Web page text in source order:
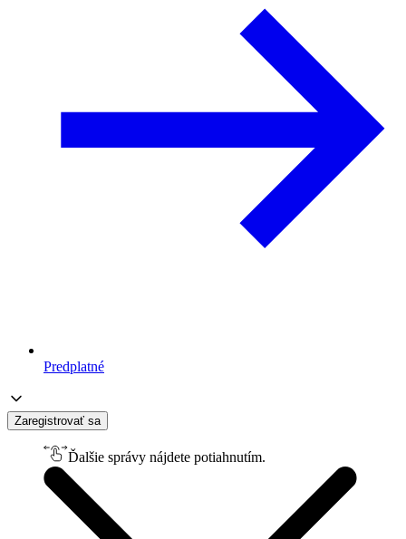
Predplatné
Zaregistrovať sa
Ďalšie správy nájdete potiahnutím.